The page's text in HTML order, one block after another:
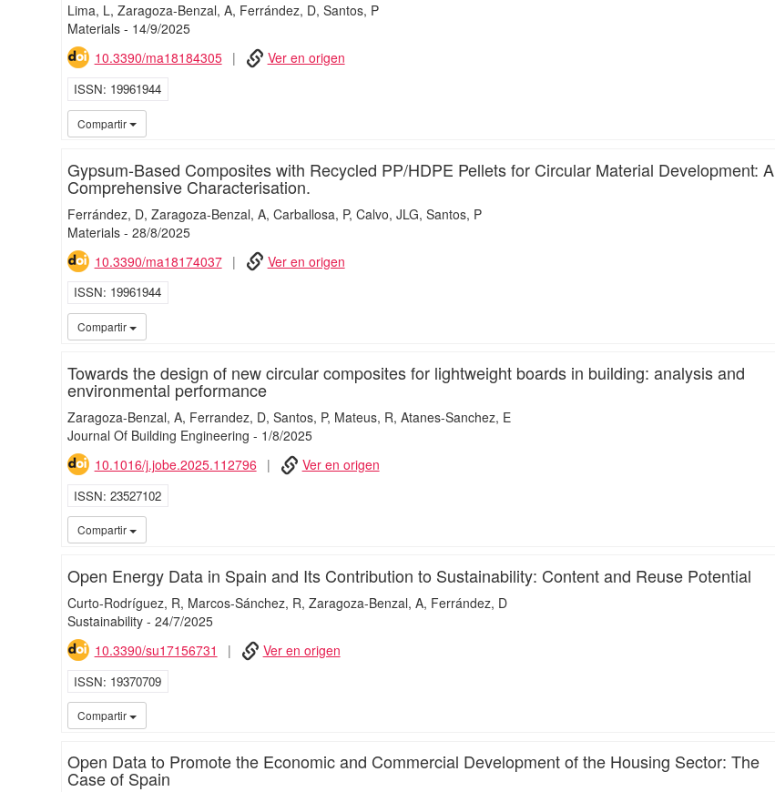
Lima, L Zaragoza-Benzal, A Ferrández, D Santos, P
Materials- 14/9/2025
10.3390/ma18184305
Ver en origen
ISSN 19961944
Compartir
Gypsum-Based Composites with Recycled PP/HDPE Pellets for Circular Material Development: A
Comprehensive Characterisation.
Ferrández, D Zaragoza-Benzal, A Carballosa, P Calvo, JLG Santos, P
Materials- 28/8/2025
10.3390/ma18174037
Ver en origen
ISSN 19961944
Compartir
Towards the design of new circular composites for lightweight boards in building: analysis and
environmental performance
Zaragoza-Benzal, A Ferrandez, D Santos, P Mateus, R Atanes-Sanchez, E
Journal Of Building Engineering - 1/8/2025
10.1016/j.jobe.2025.112796
Ver en origen
ISSN 23527102
Compartir
Open Energy Data in Spain and Its Contribution to Sustainability: Content and Reuse Potential
Curto-Rodríguez, R Marcos-Sánchez, R Zaragoza-Benzal, A Ferrández, D
Sustainability- 24/7/2025
10.3390/su17156731
Ver en origen
ISSN 19370709
Compartir
Open Data to Promote the Economic and Commercial Development of the Housing Sector: The
Case of Spain